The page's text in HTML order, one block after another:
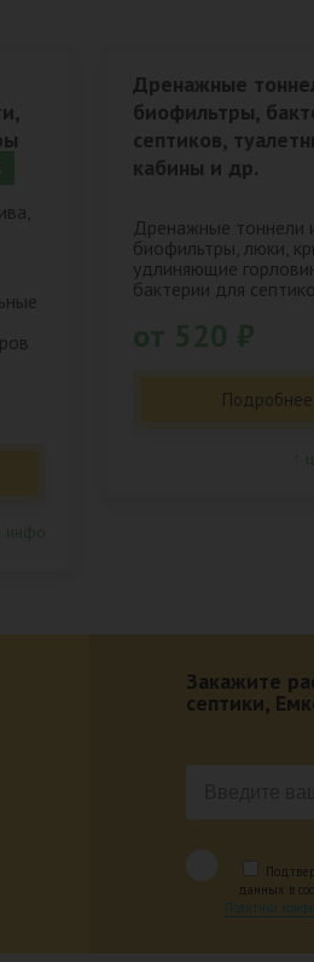
Дренажные
биофильтры,
септиков,
кабины и др.
Дренажные тоннели
биофильтры, люки,
удлиняющие
бактерии для
Подробнее
Закажите
септики,
данных в
Политика